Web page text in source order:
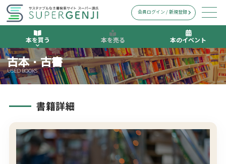
本を買う 本を売る 本のイベント
会員ログイン / 新規登録
古本・古書
USED BOOKS
書籍詳細